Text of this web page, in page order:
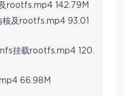
rootfs.mp4 142.79M
核及rootfs.mp4 93.01
挂载rootfs.mp4 120.
66.98M